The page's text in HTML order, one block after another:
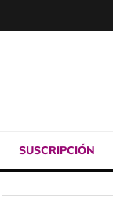
SUSCRIPCIÓN